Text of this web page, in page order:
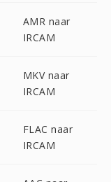
AMR naar
IRCAM
MKV naar
IRCAM
FLAC naar
IRCAM